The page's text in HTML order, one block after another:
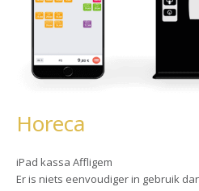
Horeca
iPad kassa Affligem
Er is niets eenvoudiger in gebruik